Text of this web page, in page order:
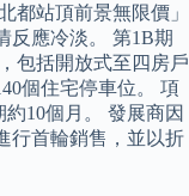
都站頂前景無限價」
反應冷淡。 第1B期
包括開放式至四房戶
個住宅停車位。 項
10個月。 發展商因
行首輪銷售，並以折